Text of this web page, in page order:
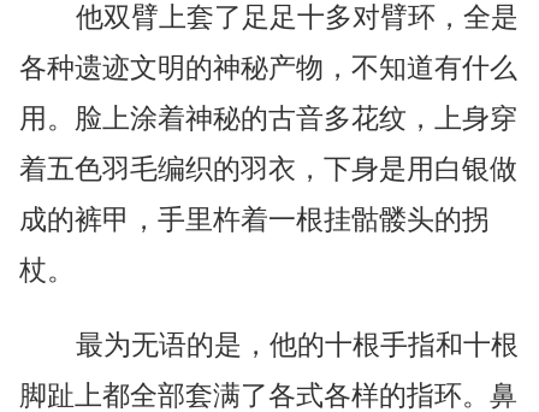
他双臂上套了足足十多对臂环，全是
各种遗迹文明的神秘产物，不知道有什么
用。脸上涂着神秘的古音多花纹，上身穿
着五色羽毛编织的羽衣，下身是用白银做
成的裤甲，手里杵着一根挂骷髅头的拐
杖。
最为无语的是，他的十根手指和十根
脚趾上都全部套满了各式各样的指环。鼻